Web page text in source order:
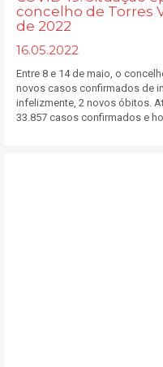
concelho de Torres
de 2022
16.05.2022
Entre 8 e 14 de maio, o
novos casos confirmados de
infelizmente, 2 novos óbitos.
33.857 casos confirmados e